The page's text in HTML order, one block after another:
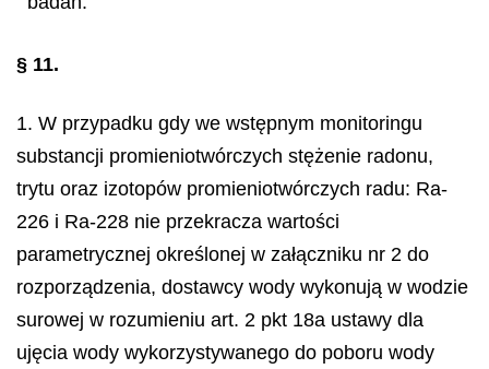
§ 11.
1. W przypadku gdy we wstępnym monitoringu
substancji promieniotwórczych stężenie radonu,
trytu oraz izotopów promieniotwórczych radu: Ra-
226 i Ra-228 nie przekracza wartości
parametrycznej określonej w załączniku nr 2 do
rozporządzenia, dostawcy wody wykonują w wodzie
surowej w rozumieniu art. 2 pkt 18a ustawy dla
ujęcia wody wykorzystywanego do poboru wody